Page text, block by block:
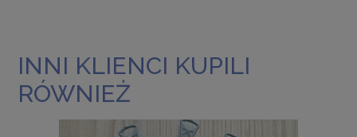
INNI KLIENCI KUPILI
RÓWNIEŻ